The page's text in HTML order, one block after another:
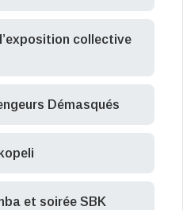
collective
Démasqués
et soirée SBK